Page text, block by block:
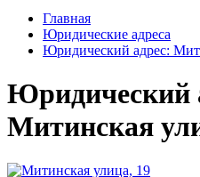
Главная
Юридические адреса
Юридический адрес:
Юридический
Митинская